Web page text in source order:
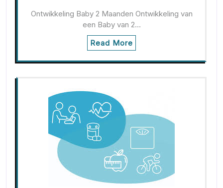
Ontwikkeling Baby 2 Maanden Ontwikkeling van
een Baby van 2…
Read More